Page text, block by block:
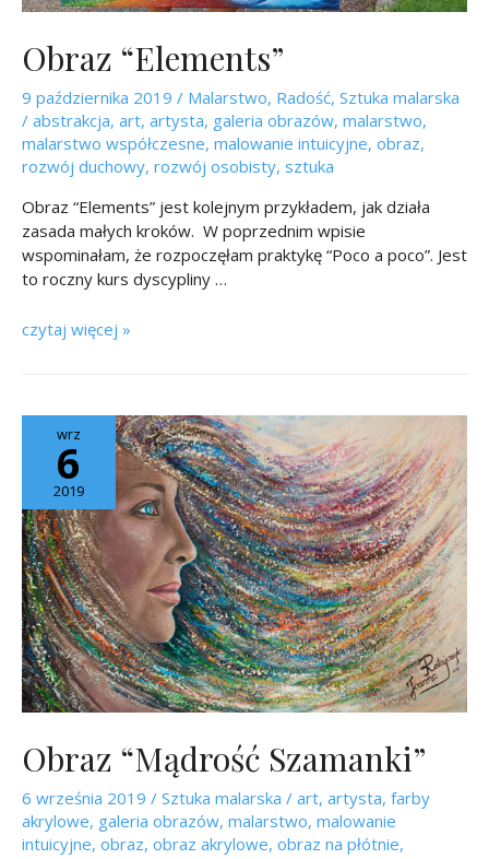
Obraz “Elements”
9 października 2019 / Malarstwo, Radość, Sztuka malarska
/ abstrakcja, art, artysta, galeria obrazów, malarstwo,
malarstwo współczesne, malowanie intuicyjne, obraz,
rozwój duchowy, rozwój osobisty, sztuka
Obraz “Elements” jest kolejnym przykładem, jak działa
zasada małych kroków. W poprzednim wpisie
wspominałam, że rozpoczęłam praktykę “Poco a poco”. Jest
to roczny kurs dyscypliny …
czytaj więcej »
wrz
6
2019
Obraz “Mądrość Szamanki”
6 września 2019 / Sztuka malarska / art, artysta, farby
akrylowe, galeria obrazów, malarstwo, malowanie
intuicyjne, obraz, obraz akrylowe, obraz na płótnie,